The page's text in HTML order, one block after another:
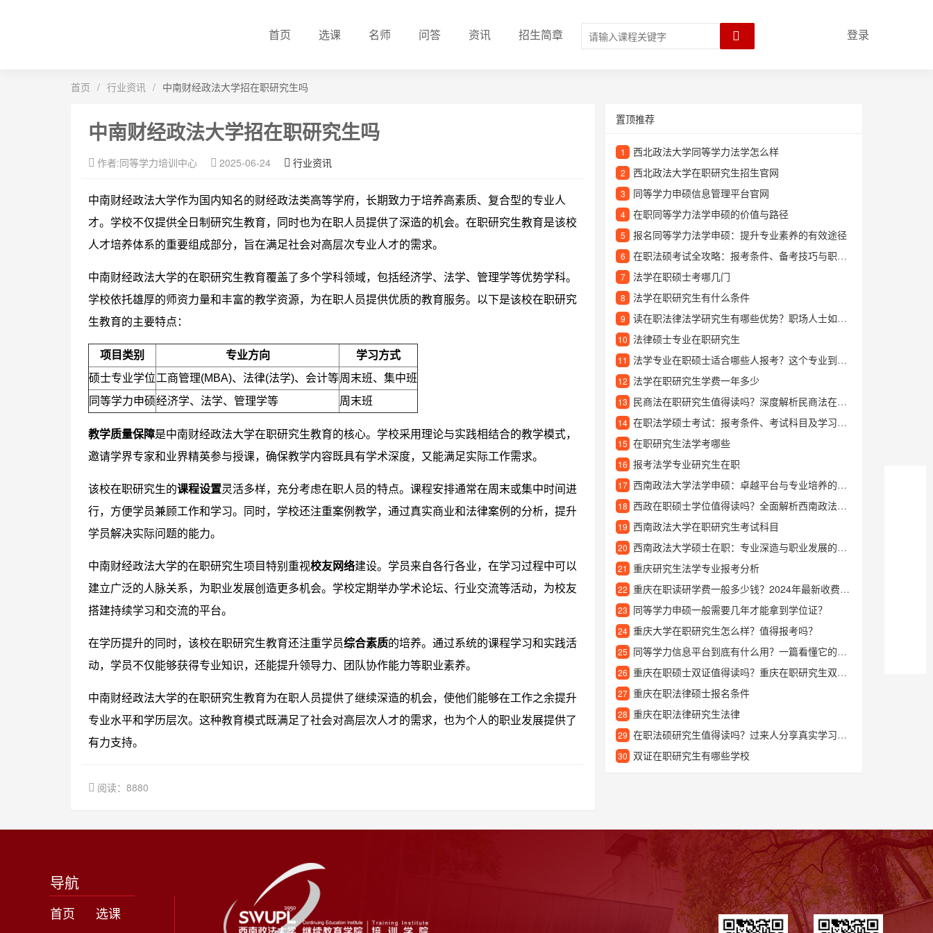
首页 选课 名师 问答 资讯 招生简章 登录
首页 / 行业资讯 / 中南财经政法大学招在职研究生吗
中南财经政法大学招在职研究生吗
作者:同等学力培训中心 2025-06-24 行业资讯
中南财经政法大学作为国内知名的财经政法类高等学府，长期致力于培养高素质、复合型的专业人
才。学校不仅提供全日制研究生教育，同时也为在职人员提供了深造的机会。在职研究生教育是该校
人才培养体系的重要组成部分，旨在满足社会对高层次专业人才的需求。
中南财经政法大学的在职研究生教育覆盖了多个学科领域，包括经济学、法学、管理学等优势学科。
学校依托雄厚的师资力量和丰富的教学资源，为在职人员提供优质的教育服务。以下是该校在职研究
生教育的主要特点：
项目类别 专业方向
学习方式
硕士专业学位工商管理(MBA)、法律(法学)、会计等周末班、集中班
同等学力申硕经济学、法学、管理学等 周末班
教学质量保障是中南财经政法大学在职研究生教育的核心。学校采用理论与实践相结合的教学模式，
邀请学界专家和业界精英参与授课，确保教学内容既具有学术深度，又能满足实际工作需求。
该校在职研究生的课程设置灵活多样，充分考虑在职人员的特点。课程安排通常在周末或集中时间进
行，方便学员兼顾工作和学习。同时，学校还注重案例教学，通过真实商业和法律案例的分析，提升
学员解决实际问题的能力。
中南财经政法大学的在职研究生项目特别重视校友网络建设。学员来自各行各业，在学习过程中可以
建立广泛的人脉关系，为职业发展创造更多机会。学校定期举办学术论坛、行业交流等活动，为校友
搭建持续学习和交流的平台。
在学历提升的同时，该校在职研究生教育还注重学员综合素质的培养。通过系统的课程学习和实践活
动，学员不仅能够获得专业知识，还能提升领导力、团队协作能力等职业素养。
中南财经政法大学的在职研究生教育为在职人员提供了继续深造的机会，使他们能够在工作之余提升
专业水平和学历层次。这种教育模式既满足了社会对高层次人才的需求，也为个人的职业发展提供了
有力支持。
阅读：8880
置顶推荐
1 西北政法大学同等学力法学怎么样
2 西北政法大学在职研究生招生官网
3 同等学力申硕信息管理平台官网
4 在职同等学力法学申硕的价值与路径
5 报名同等学力法学申硕：提升专业素养的有效途径
6 在职法硕考试全攻略：报考条件、备考技巧与职业发展解析
7 法学在职硕士考哪几门
8 法学在职研究生有什么条件
9 读在职法律法学研究生有哪些优势？职场人士如何边工作边提升学历
10 法律硕士专业在职研究生
11 法学专业在职硕士适合哪些人报考？这个专业到底有哪些吸引力？
12 法学在职研究生学费一年多少
13 民商法在职研究生值得读吗？深度解析民商法在职研的含金量与发展前景
14 在职法学硕士考试：报考条件、考试科目及学习优势详解
15 在职研究生法学考哪些
16 报考法学专业研究生在职
17 西南政法大学法学申硕：卓越平台与专业培养的完美结合
18 西政在职硕士学位值得读吗？全面解析西南政法大学在职硕士项目
19 西南政法大学在职研究生考试科目
20 西南政法大学硕士在职：专业深造与职业发展的理想选择
21 重庆研究生法学专业报考分析
22 重庆在职读研学费一般多少钱？2024年最新收费标准解析
23 同等学力申硕一般需要几年才能拿到学位证？
24 重庆大学在职研究生怎么样？值得报考吗？
25 同等学力信息平台到底有什么用？一篇看懂它的核心功能和优势
26 重庆在职硕士双证值得读吗？重庆在职研究生双证报考指南
27 重庆在职法律硕士报名条件
28 重庆在职法律研究生法律
29 在职法硕研究生值得读吗？过来人分享真实学习体验与收获
30 双证在职研究生有哪些学校
导航
首页 选课